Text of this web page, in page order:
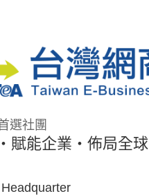
選社團
賦能企業・佈局全球